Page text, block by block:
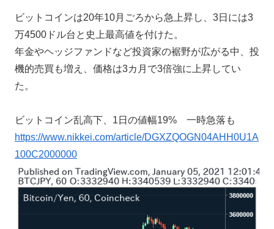
ビットコインは20年10月ごろから急上昇し、3日には3
万4500ドル台と史上最高値を付けた。
年金やヘッジファンドなど投資家の裾野が広がる中、投
機的売買も増え、価格は3カ月で3倍強に上昇してい
た。
ビットコイン乱高下、1日の値幅19% 一時急落も
https://www.nikkei.com/article/DGXZQOGN04AHH0U1A
100C2000000